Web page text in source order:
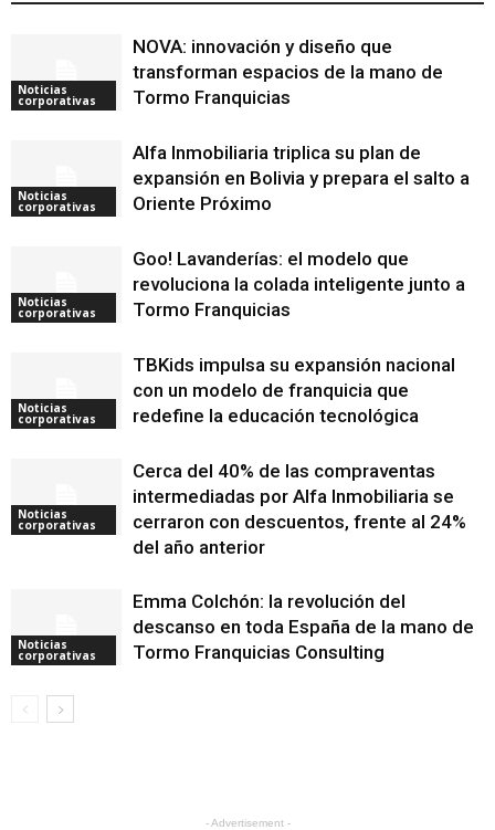
Noticias
corporativas
NOVA: innovación y diseño que
transforman espacios de la mano de
Tormo Franquicias
Noticias
corporativas
Alfa Inmobiliaria triplica su plan de
expansión en Bolivia y prepara el salto a
Oriente Próximo
Noticias
corporativas
Goo! Lavanderías: el modelo que
revoluciona la colada inteligente junto a
Tormo Franquicias
Noticias
corporativas
TBKids impulsa su expansión nacional
con un modelo de franquicia que
redefine la educación tecnológica
Noticias
corporativas
Cerca del 40% de las compraventas
intermediadas por Alfa Inmobiliaria se
cerraron con descuentos, frente al 24%
del año anterior
Noticias
corporativas
Emma Colchón: la revolución del
descanso en toda España de la mano de
Tormo Franquicias Consulting
- Advertisement -